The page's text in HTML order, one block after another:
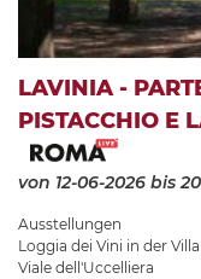
LAVINIA -
PISTACCHIO E
von 12-06-2026 bis
Ausstellungen
Loggia dei Vini in der
Viale dell'Uccelliera